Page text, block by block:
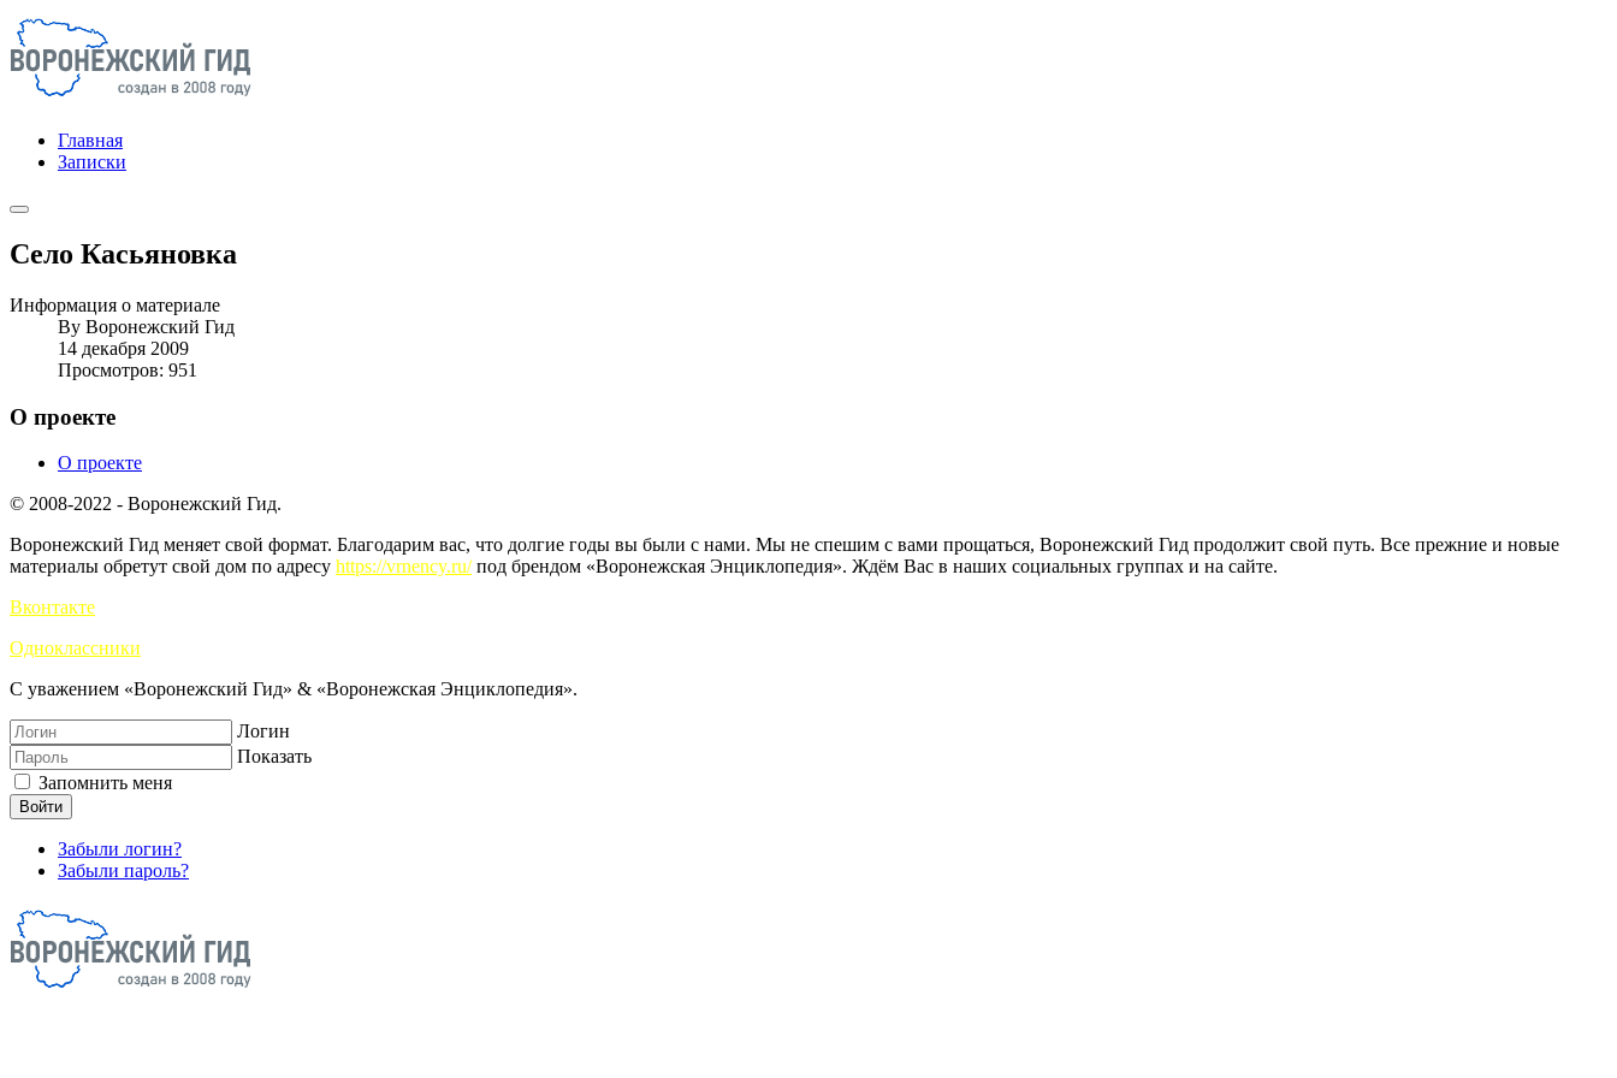
Главная
Записки
Село Касьяновка
Информация о материале
By Воронежский Гид
14 декабря 2009
Просмотров: 951
О проекте
О проекте
© 2008-2022 - Воронежский Гид.
Воронежский Гид меняет свой формат. Благодарим вас, что долгие годы вы были с нами. Мы не спешим с вами прощаться, Воронежский Гид продолжит свой путь. Все прежние и новые
материалы обретут свой дом по адресу https://vrnency.ru/под брендом «Воронежская Энциклопедия». Ждём Вас в наших социальных группах и на сайте.
Вконтакте
Одноклассники
С уважением «Воронежский Гид» & «Воронежская Энциклопедия».
Логин
Показать
Запомнить меня
Войти
Забыли логин?
Забыли пароль?